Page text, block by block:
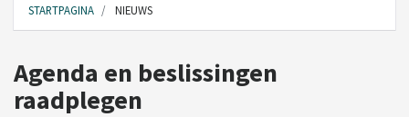
STARTPAGINA NIEUWS
Agenda en beslissingen
raadplegen